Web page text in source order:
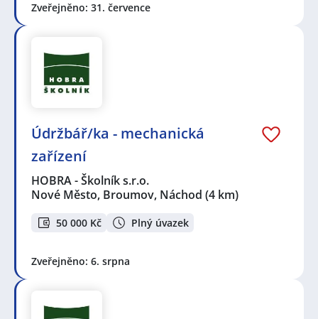
Zveřejněno: 31. července
Údržbář/ka - mechanická
zařízení
HOBRA - Školník s.r.o.
Nové Město, Broumov, Náchod (4 km)
50 000 Kč Plný úvazek
Zveřejněno: 6. srpna